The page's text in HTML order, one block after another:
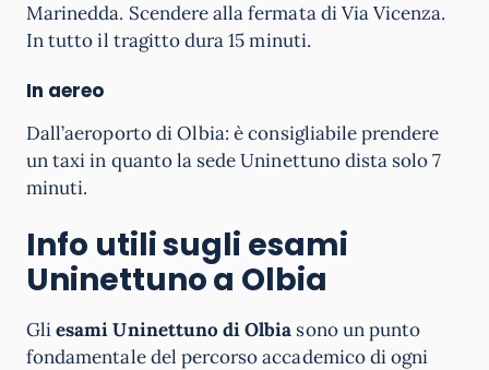
Marinedda. Scendere alla fermata di Via Vicenza.
In tutto il tragitto dura 15 minuti.
In aereo
Dall’aeroporto di Olbia: è consigliabile prendere
un taxi in quanto la sede Uninettuno dista solo 7
minuti.
Info utili sugli esami
Uninettuno a Olbia
Gliesami Uninettuno di Olbia sono un punto
fondamentale del percorso accademico di ogni